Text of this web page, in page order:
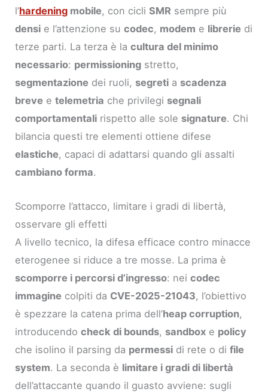
l’hardening mobile, con cicliSMR sempre più
densi e l’attenzione sucodec, modem e librerie di
terze parti. La terza è lacultura del minimo
necessario: permissioning stretto,
segmentazione dei ruoli, segreti a scadenza
breve etelemetria che privilegi segnali
comportamentali rispetto alle sole signature. Chi
bilancia questi tre elementi ottiene difese
elastiche, capaci di adattarsi quando gli assalti
cambiano forma.
Scomporre l’attacco, limitare i gradi di libertà,
osservare gli effetti
A livello tecnico, la difesa efficace contro minacce
eterogenee si riduce a tre mosse. La prima è
scomporre i percorsi d’ingresso: neicodec
immagine colpiti da CVE-2025-21043, l’obiettivo
è spezzare la catena prima dell’heap corruption,
introducendocheck di bounds, sandbox e policy
che isolino il parsing da permessi di rete o difile
system. La seconda è limitare i gradi di libertà
dell’attaccante quando il guasto avviene: sugli